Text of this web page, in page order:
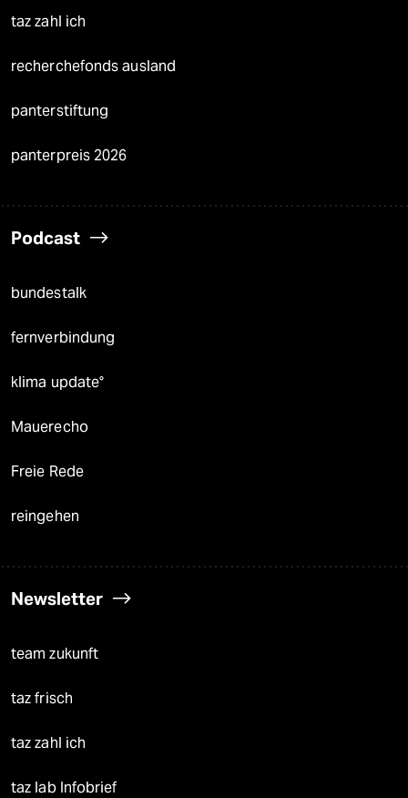
taz zahl ich
recherchefonds ausland
panterstiftung
panterpreis 2026
Podcast
bundestalk
fernverbindung
klima update°
Mauerecho
Freie Rede
reingehen
Newsletter
team zukunft
taz frisch
taz zahl ich
taz lab Infobrief